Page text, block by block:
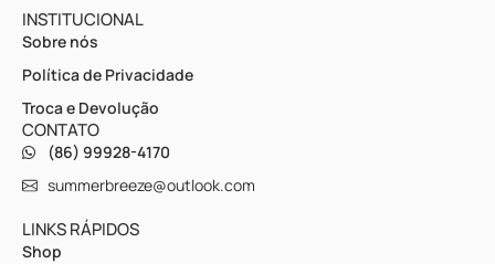
INSTITUCIONAL
Sobre nós
Política de Privacidade
Troca e Devolução
CONTATO
(86) 99928-4170
summerbreeze@outlook.com
LINKS RÁPIDOS
Shop